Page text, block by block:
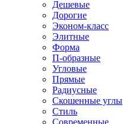
Дешевые
Дорогие
Эконом-класс
Элитные
Форма
П-образные
Угловые
Прямые
Радиусные
Скошенные углы
Стиль
Современные